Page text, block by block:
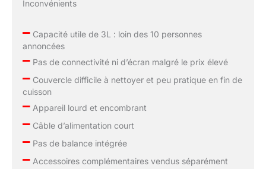
Inconvénients
–Capacité utile de 3L : loin des 10 personnes
annoncées
–Pas de connectivité ni d’écran malgré le prix élevé
–Couvercle difficile à nettoyer et peu pratique en fin de
cuisson
–Appareil lourd et encombrant
–Câble d’alimentation court
–Pas de balance intégrée
–Accessoires complémentaires vendus séparément